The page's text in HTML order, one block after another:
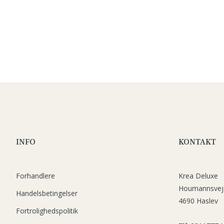
INFO
Forhandlere
Handelsbetingelser
Fortrolighedspolitik
KONTAKT
Krea Deluxe
4690 Haslev